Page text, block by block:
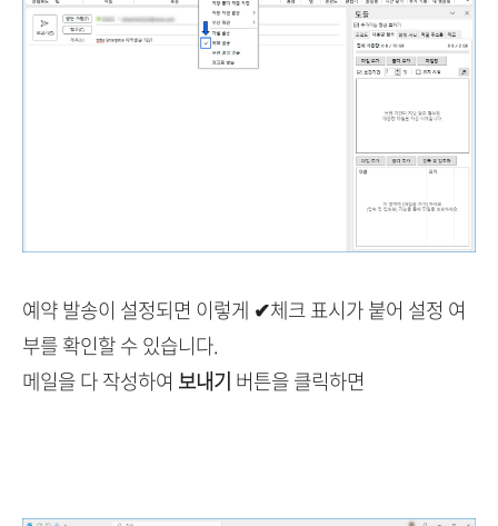
예약 발송이 설정되면 이렇게 ✔체크 표시가 붙어 설정 여
부를 확인할 수 있습니다.
메일을 다 작성하여 보내기 버튼을 클릭하면